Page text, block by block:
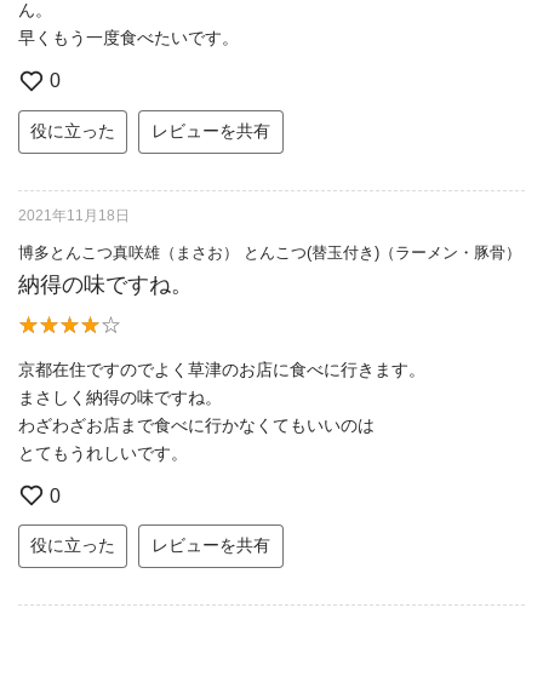
ん。
早くもう一度食べたいです。
0
役に立った レビューを共有
2021年11月18日
博多とんこつ真咲雄（まさお） とんこつ(替玉付き)（ラーメン・豚骨）
納得の味ですね。
京都在住ですのでよく草津のお店に食べに行きます。
まさしく納得の味ですね。
わざわざお店まで食べに行かなくてもいいのは
とてもうれしいです。
0
役に立った レビューを共有